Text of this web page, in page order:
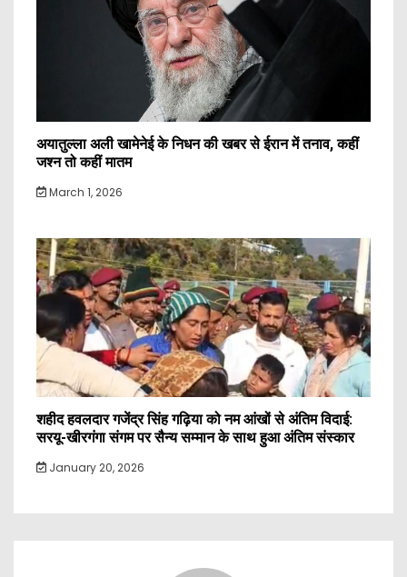
अयातुल्ला अली खामेनेई के निधन की खबर से ईरान में तनाव, कहीं
जश्न तो कहीं मातम
March 1, 2026
शहीद हवलदार गजेंद्र सिंह गढ़िया को नम आंखों से अंतिम विदाई:
सरयू-खीरगंगा संगम पर सैन्य सम्मान के साथ हुआ अंतिम संस्कार
January 20, 2026